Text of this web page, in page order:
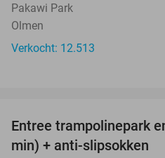
Pakawi Park
Olmen
Verkocht: 12.513
Entree trampolinepark
min) + anti-slipsokken